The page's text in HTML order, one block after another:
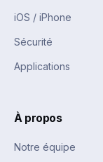
iOS / iPhone
Sécurité
Applications
À propos
Notre équipe